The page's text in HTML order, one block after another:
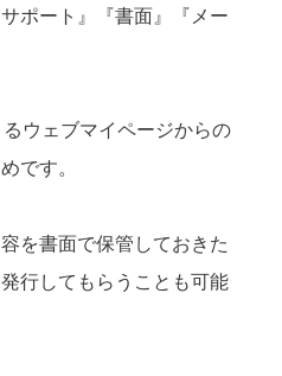
ポート』『書面』『メー
ウェブマイページからの
です。
を書面で保管しておきた
行してもらうことも可能